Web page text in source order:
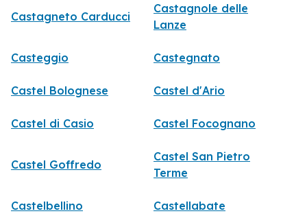
Castagneto Carducci
Castagnole delle
Lanze
Casteggio Castegnato
Castel Bolognese Castel d'Ario
Castel di Casio Castel Focognano
Castel Goffredo
Castel San Pietro
Terme
Castelbellino Castellabate